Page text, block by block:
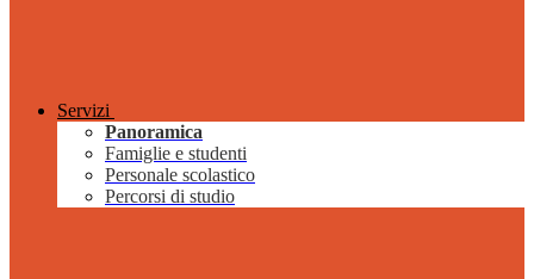
Servizi
Panoramica
Famiglie e studenti
Personale scolastico
Percorsi di studio